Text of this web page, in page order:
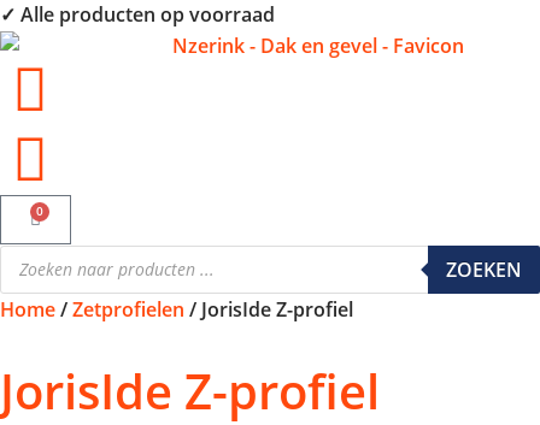
✓ Alle producten op voorraad
0
ZOEKEN
Home/Zetprofielen / JorisIde Z-profiel
JorisIde Z-profiel